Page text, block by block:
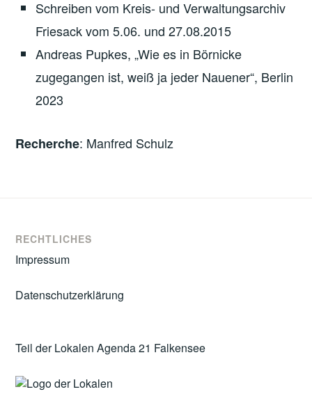
Schreiben vom Kreis- und Verwaltungsarchiv
Friesack vom 5.06. und 27.08.2015
Andreas Pupkes, „Wie es in Börnicke
zugegangen ist, weiß ja jeder Nauener“, Berlin
2023
Recherche: Manfred Schulz
RECHTLICHES
Impressum
Datenschutzerklärung
Teil der Lokalen Agenda 21 Falkensee